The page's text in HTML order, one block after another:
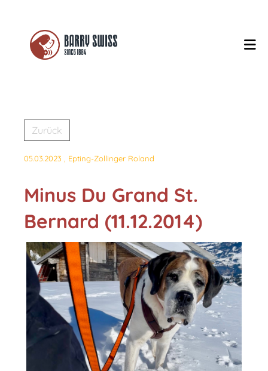
Zurück
05.03.2023 , Epting-Zollinger Roland
Minus Du Grand St.
Bernard (11.12.2014)